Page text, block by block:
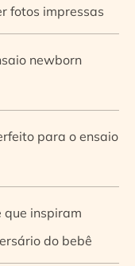
fotos impressas
newborn
para o ensaio
que inspiram
do bebê